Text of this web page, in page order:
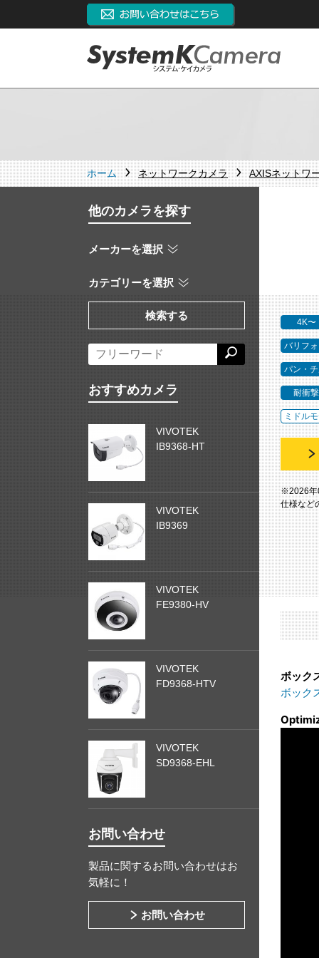
ホーム ネットワークカメラ AXISネットワ
4K〜
バリフ
パン・
耐衝撃
ミドル
※2026年
仕様など
ボック
ボック
他のカメラを探す
メーカーを選択
カテゴリーを選択
検索する
おすすめカメラ
VIVOTEK
IB9368-HT
VIVOTEK
IB9369
VIVOTEK
FE9380-HV
VIVOTEK
FD9368-HTV
VIVOTEK
SD9368-EHL
お問い合わせ
製品に関するお問い合わせはお
気軽に！
お問い合わせ